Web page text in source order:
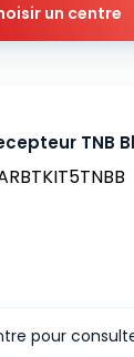
un centre
TNB
pour